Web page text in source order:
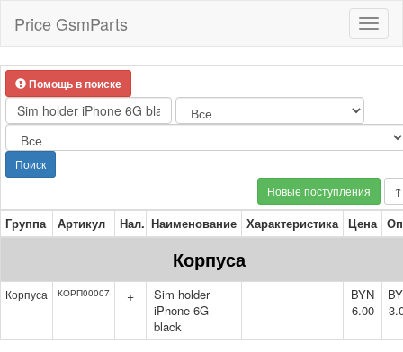
Price GsmParts
Помощь в поиске
Поиск
Новые поступления
↑
Группа Артикул Нал. Наименование Характеристика Цена
Корпуса
Корпуса КОРП00007 +
Sim holder
iPhone 6G
black
BYN
6.00